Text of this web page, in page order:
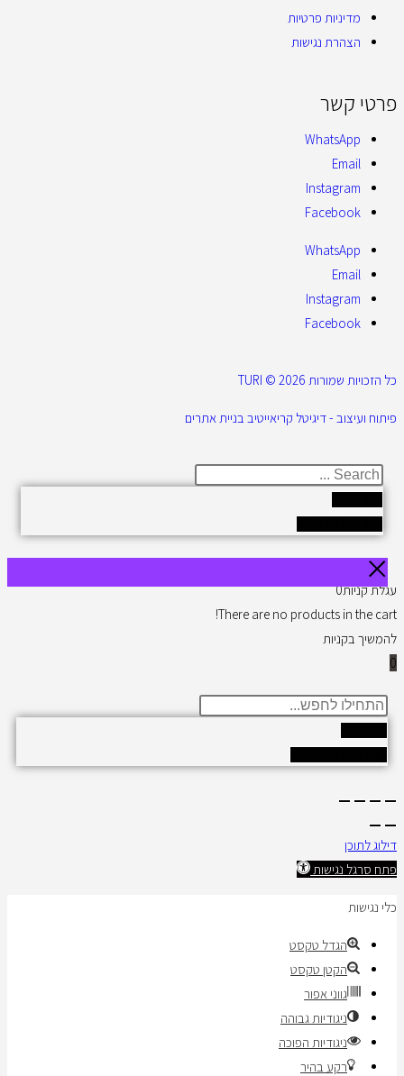
מדיניות פרטיות
הצהרת נגישות
פרטי קשר
WhatsApp
Email
Instagram
Facebook
WhatsApp
Email
Instagram
Facebook
כל הזכויות שמורות 2026 © TURI
פיתוח ועיצוב - דיגיטל קריאייטיב בניית אתרים
עגלת קניות0
There are no products in the cart!
להמשיך בקניות
0
דילוג לתוכן
פתח סרגל נגישות
כלי נגישות
הגדל טקסט
הקטן טקסט
גווני אפור
ניגודיות גבוהה
ניגודיות הפוכה
רקע בהיר